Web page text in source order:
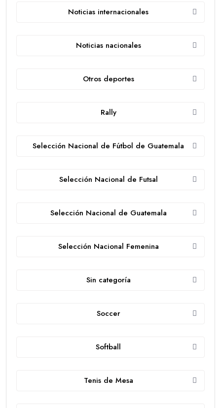
Noticias internacionales
Noticias nacionales
Otros deportes
Rally
Selección Nacional de Fútbol de Guatemala
Selección Nacional de Futsal
Selección Nacional de Guatemala
Selección Nacional Femenina
Sin categoría
Soccer
Softball
Tenis de Mesa